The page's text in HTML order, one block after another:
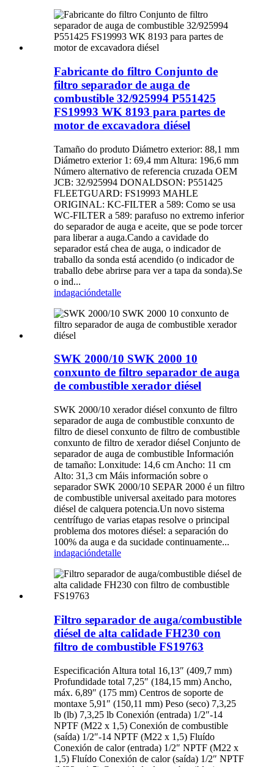
Fabricante do filtro Conjunto de
filtro separador de auga de
combustible 32/925994 P551425
FS19993 WK 8193 para partes de
motor de excavadora diésel
Tamaño do produto Diámetro exterior: 88,1 mm
Diámetro exterior 1: 69,4 mm Altura: 196,6 mm
Número alternativo de referencia cruzada OEM
JCB: 32/925994 DONALDSON: P551425
FLEETGUARD: FS19993 MAHLE
ORIGINAL: KC-FILTER a 589: Como se usa
WC-FILTER a 589: parafuso no extremo inferior
do separador de auga e aceite, que se pode torcer
para liberar a auga.Cando a cavidade do
separador está chea de auga, o indicador de
traballo da sonda está acendido (o indicador de
traballo debe abrirse para ver a tapa da sonda).Se
o ind...
indagacióndetalle
SWK 2000/10 SWK 2000 10
conxunto de filtro separador de auga
de combustible xerador diésel
SWK 2000/10 xerador diésel conxunto de filtro
separador de auga de combustible conxunto de
filtro de diesel conxunto de filtro de combustible
conxunto de filtro de xerador diésel Conjunto de
separador de auga de combustible Información
de tamaño: Lonxitude: 14,6 cm Ancho: 11 cm
Alto: 31,3 cm Máis información sobre o
separador SWK 2000/10 SEPAR 2000 é un filtro
de combustible universal axeitado para motores
diésel de calquera potencia.Un novo sistema
centrífugo de varias etapas resolve o principal
problema dos motores diésel: a separación do
100% da auga e da sucidade continuamente...
indagacióndetalle
Filtro separador de auga/combustible
diésel de alta calidade FH230 con
filtro de combustible FS19763
Especificación Altura total 16,13″ (409,7 mm)
Profundidade total 7,25″ (184,15 mm) Ancho,
máx. 6,89″ (175 mm) Centros de soporte de
montaxe 5,91″ (150,11 mm) Peso (seco) 7,3,25
lb (lb) 7,3,25 lb Conexión (entrada) 1/2″-14
NPTF (M22 x 1,5) Conexión de combustible
(saída) 1/2″-14 NPTF (M22 x 1,5) Fluído
Conexión de calor (entrada) 1/2″ NPTF (M22 x
1,5) Fluído Conexión de calor (saída) 1/2″ NPTF